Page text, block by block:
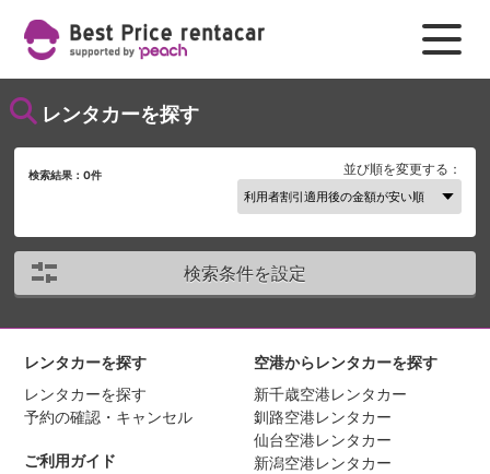
レンタカーを探す
検索結果：0件 並び順を変更する：
検索条件を設定
レンタカーを探す
レンタカーを探す
予約の確認・キャンセル
ご利用ガイド
空港からレンタカーを探す
新千歳空港レンタカー
釧路空港レンタカー
仙台空港レンタカー
新潟空港レンタカー